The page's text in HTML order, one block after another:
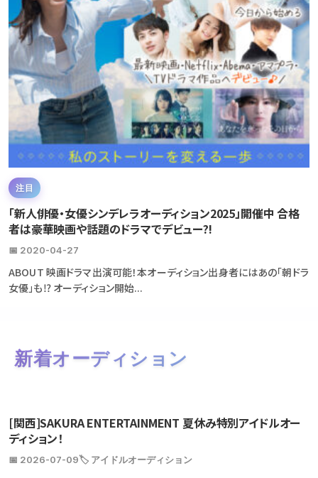
注目
「新人俳優・女優シンデレラオーディション2025」開催中 合格
者は豪華映画や話題のドラマでデビュー?!
📅 2020-04-27
ABOUT 映画ドラマ出演可能！本オーディション出身者にはあの「朝ドラ
女優」も⁉ オーディション開始...
新着オーディション
[関西]SAKURA ENTERTAINMENT 夏休み特別アイドルオー
ディション！
📅 2026-07-09🏷️ アイドルオーディション